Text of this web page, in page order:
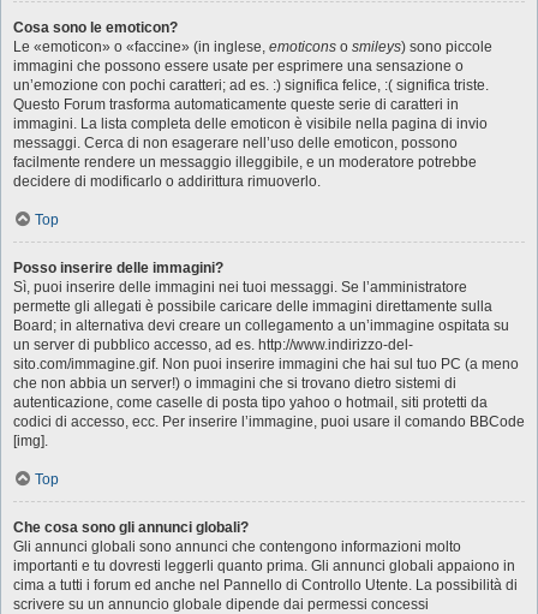
Cosa sono le emoticon?
Le «emoticon» o «faccine» (in inglese, emoticons o smileys) sono piccole
immagini che possono essere usate per esprimere una sensazione o
un’emozione con pochi caratteri; ad es. :) significa felice, :( significa triste.
Questo Forum trasforma automaticamente queste serie di caratteri in
immagini. La lista completa delle emoticon è visibile nella pagina di invio
messaggi. Cerca di non esagerare nell’uso delle emoticon, possono
facilmente rendere un messaggio illeggibile, e un moderatore potrebbe
decidere di modificarlo o addirittura rimuoverlo.
Top
Posso inserire delle immagini?
Sì, puoi inserire delle immagini nei tuoi messaggi. Se l’amministratore
permette gli allegati è possibile caricare delle immagini direttamente sulla
Board; in alternativa devi creare un collegamento a un’immagine ospitata su
un server di pubblico accesso, ad es. http://www.indirizzo-del-
sito.com/immagine.gif. Non puoi inserire immagini che hai sul tuo PC (a meno
che non abbia un server!) o immagini che si trovano dietro sistemi di
autenticazione, come caselle di posta tipo yahoo o hotmail, siti protetti da
codici di accesso, ecc. Per inserire l’immagine, puoi usare il comando BBCode
[img].
Top
Che cosa sono gli annunci globali?
Gli annunci globali sono annunci che contengono informazioni molto
importanti e tu dovresti leggerli quanto prima. Gli annunci globali appaiono in
cima a tutti i forum ed anche nel Pannello di Controllo Utente. La possibilità di
scrivere su un annuncio globale dipende dai permessi concessi